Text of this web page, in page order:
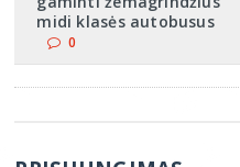
midi klasės autobusus
0